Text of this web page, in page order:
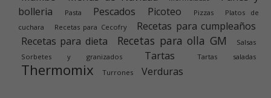
bolleria
Pasta Pescados Picoteo Pizzas
Platos de
cuchara
Recetas para Cecofry
Recetas para cumpleaños
Recetas para dieta
Recetas para olla GM
Salsas
Sorbetes y granizados
Tartas Tartas saladas
Thermomix Turrones Verduras